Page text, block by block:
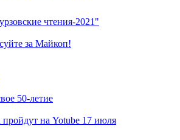
чтения-2021"
за Майкоп!
50-летие
на Yotube 17 июля